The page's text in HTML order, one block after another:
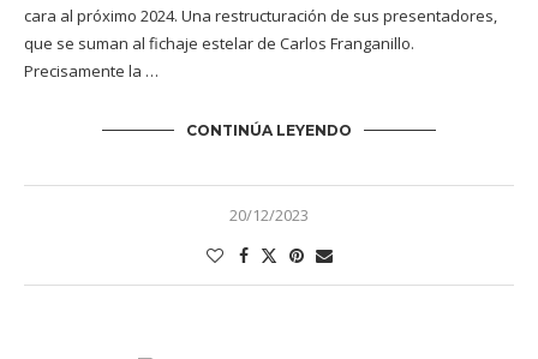
cara al próximo 2024. Una restructuración de sus presentadores,
que se suman al fichaje estelar de Carlos Franganillo.
Precisamente la …
CONTINÚA LEYENDO
20/12/2023